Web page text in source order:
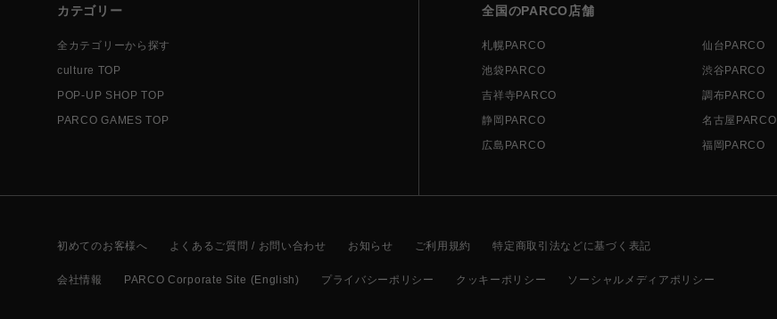
カテゴリー
全カテゴリーから探す
culture TOP
POP-UP SHOP TOP
PARCO GAMES TOP
全国のPARCO店舗
札幌PARCO 仙台PARCO
池袋PARCO
渋谷PARCO
吉祥寺PARCO
調布PARCO
静岡PARCO
名古屋PARCO
広島PARCO
福岡PARCO
初めてのお客様へ よくあるご質問 / お問い合わせ お知らせ ご利用規約 特定商取引法などに基づく表記
会社情報 PARCO Corporate Site (English) プライバシーポリシー クッキーポリシー ソーシャルメディアポリシー